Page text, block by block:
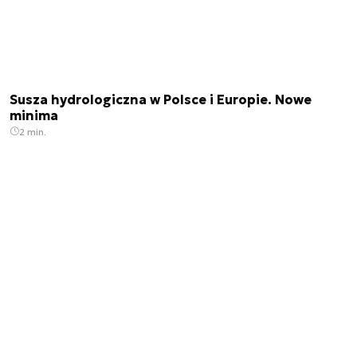
Susza hydrologiczna w Polsce i Europie. Nowe
minima
2 min.